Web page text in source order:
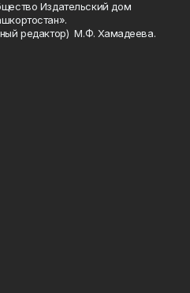
Издательский дом
редактор) М.Ф. Хамадеева.